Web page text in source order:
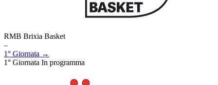
RMB Brixia Basket
–
1° Giornata →
1° Giornata In programma